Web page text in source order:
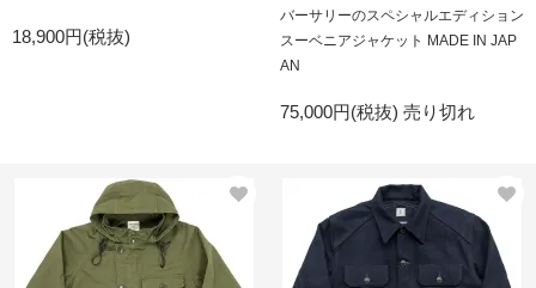
18,900円(税抜)
バーサリーのスペシャルエディション
スーベニアジャケット MADE IN JAP
AN
75,000円(税抜) 売り切れ